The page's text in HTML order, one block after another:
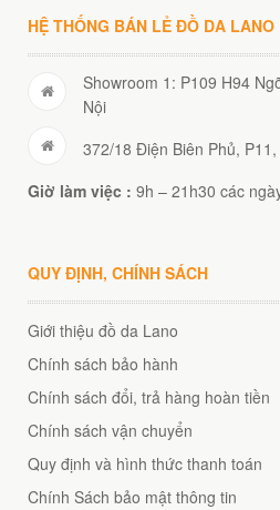
HỆ THỐNG BÁN LẺ ĐỒ DA LANO
Showroom 1: P109 H94
Nội
372/18 Điện Biên Phủ,
Giờ làm việc : 9h – 21h30 các
QUY ĐỊNH, CHÍNH SÁCH
Giới thiệu đồ da Lano
Chính sách bảo hành
Chính sách đổi, trả hàng hoàn tiền
Chính sách vận chuyển
Quy định và hình thức thanh toán
Chính Sách bảo mật thông tin